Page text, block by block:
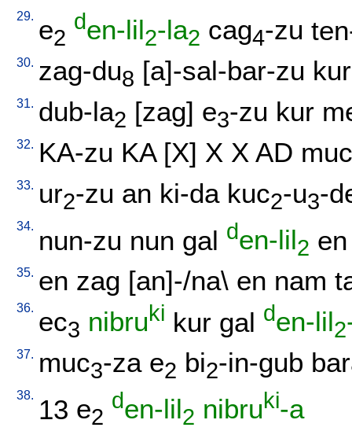
29. e2
den-lil2-la2 cag4-zu
30. zag-du8 [a]-sal-bar-zu
31. dub-la2 [zag] e3-zu kur
32. KA-zu KA[X] X X AD muc
33. ur2-zu an ki-da kuc2-u3-
34. nun-zu nun gal den-lil2 en
35. en zag [an]-/na\ en nam
36. ec3 nibruki kur gal den-lil2
37. muc3-za e2 bi2-in-gub
38. 13 e2
den-lil2 nibruki-a